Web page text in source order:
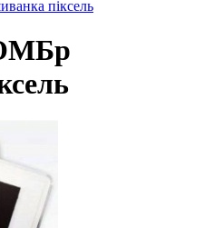
піксель